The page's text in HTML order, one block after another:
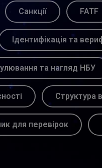
Санкції FATF
Ідентифікація та
та нагляд НБУ
Структура
для перевірок